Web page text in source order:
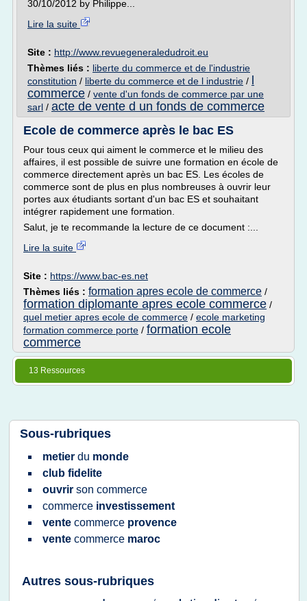
30/10/2012 by Philippe...
Lire la suite
Site : http://www.revuegeneraledudroit.eu
Thèmes liés : liberte du commerce et de l'industrie
constitution / liberte du commerce et de l industrie /
commerce / vente d'un fonds de commerce par une
sarl / acte de vente d un fonds de commerce
Ecole de commerce après le bac ES
Pour tous ceux qui aiment le commerce et le milieu des
affaires, il est possible de suivre une formation en école de
commerce directement après un bac ES. Les écoles de
commerce sont de plus en plus nombreuses à ouvrir leur
portes aux étudiants sortant d'un bac ES et souhaitant
intégrer rapidement une formation.
Salut, je te recommande la lecture de ce document :...
Lire la suite
Site : https://www.bac-es.net
Thèmes liés : formation apres ecole de commerce /
formation diplomante apres ecole commerce /
quel metier apres ecole de commerce / ecole marketing
formation commerce porte / formation ecole
commerce
13 Ressources
Sous-rubriques
metier du monde
club fidelite
ouvrir son commerce
commerce investissement
vente commerce provence
vente commerce maroc
Autres sous-rubriques